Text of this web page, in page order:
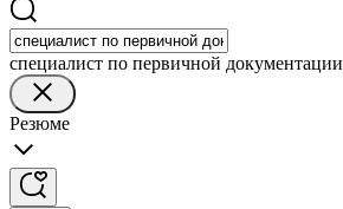
специалист по первичной документации
Резюме